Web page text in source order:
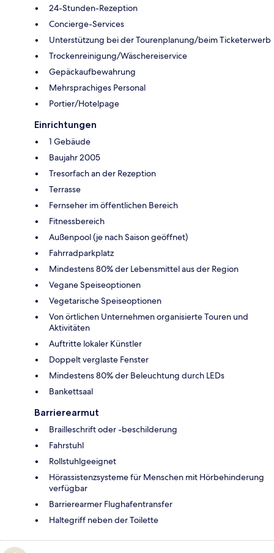
24-Stunden-Rezeption
Concierge-Services
Unterstützung bei der Tourenplanung/beim Ticketerwerb
Trockenreinigung/Wäschereiservice
Gepäckaufbewahrung
Mehrsprachiges Personal
Portier/Hotelpage
Einrichtungen
1 Gebäude
Baujahr 2005
Tresorfach an der Rezeption
Terrasse
Fernseher im öffentlichen Bereich
Fitnessbereich
Außenpool (je nach Saison geöffnet)
Fahrradparkplatz
Mindestens 80% der Lebensmittel aus der Region
Vegane Speiseoptionen
Vegetarische Speiseoptionen
Von örtlichen Unternehmen organisierte Touren und
Aktivitäten
Auftritte lokaler Künstler
Doppelt verglaste Fenster
Mindestens 80% der Beleuchtung durch LEDs
Bankettsaal
Barrierearmut
Brailleschrift oder -beschilderung
Fahrstuhl
Rollstuhlgeeignet
Hörassistenzsysteme für Menschen mit Hörbehinderung
verfügbar
Barrierearmer Flughafentransfer
Haltegriff neben der Toilette